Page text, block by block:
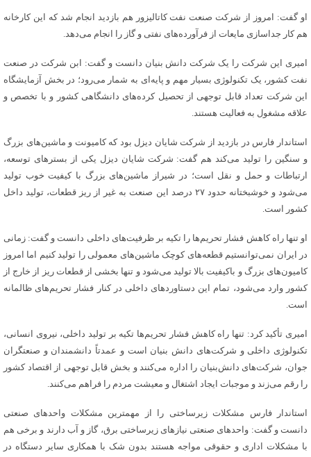
او گفت: امروز از شرکت صنعت نفت کاتالیزور هم بازدید انجام شد که این کارخانه
هم کار جداسازی مایعات از فرآورده‌های نفتی و گاز را انجام می‌دهد.
امیری این شرکت را یک شرکت دانش بنیان دانست و گفت: ابن شرکت در صنعت
نفت کشور، یک تکنولوژی بسیار مهم و پایه‌ای به شمار می‌رود؛ در بخش آزمایشگاه
این شرکت تعداد قابل توجهی از تحصیل کرده‌های دانشگاهی کشور و با تخصص و
علاقه مشغول به فعالیت هستند.
استاندار فارس در بازدید از شرکت شایان دیزل بود که کامیونت و ماشین‌های بزرگ
و سنگین را تولید می‌کند هم گفت: شرکت شایان دیزل یکی از بسترهای توسعه،
ارتباطات و حمل و نقل است؛ در شیراز ماشین‌های بزرگ با کیفیت خوب تولید
می‌شود و خوشبختانه حدود ۲۷ درصد این صنعت به غیر از ریز قطعات، تولید داخل
کشور است.
او تنها راه کاهش فشار تحریم‌ها را تکیه بر ظرفیت‌های داخلی دانست و گفت: زمانی
در ایران نمی‌توانستیم قطعه‌های کوچک ماشین‌های معمولی را تولید کنیم اما امروز
کامیون‌های بزرگ و باکیفیت بالا تولید می‌شود و تنها بخشی از قطعات ریز از خارج از
کشور وارد می‌شود، تمام این‌ دستاوردهای داخلی در کنار فشار تحریم‌های ظالمانه
است.
امیری تأکید کرد: تنها راه کاهش فشار تحریم‌ها تکیه بر تولید داخلی، نیروی انسانی،
تکنولوژی داخلی و شرکت‌های دانش بنیان است و عمدتاً دانشمندان و صنعتگران
جوان، شرکت‌های دانش‌بنیان را اداره می‌کنند و بخش قابل توجهی از اقتصاد کشور
را رقم می‌زند و موجبات ایجاد اشتغال و معیشت مردم را فراهم می‌کنند.
استاندار فارس مشکلات زیرساختی را از مهمترین مشکلات واحدهای صنعتی
دانست و گفت: واحدهای صنعتی نیازهای زیرساختی برق، گاز و آب دارند و برخی هم
با مشکلات اداری و حقوقی مواجه هستند بدون شک با همکاری سایر دستگاه در